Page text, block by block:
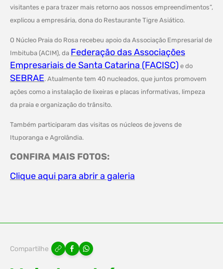
visitantes e para trazer mais retorno aos nossos empreendimentos”,
explicou a empresária, dona do Restaurante Tigre Asiático.
O Núcleo Praia do Rosa recebeu apoio da Associação Empresarial de
Imbituba (ACIM), da Federação das Associações
Empresariais de Santa Catarina (FACISC) e do
SEBRAE. Atualmente tem 40 nucleados, que juntos promovem
ações como a instalação de lixeiras e placas informativas, limpeza
da praia e organização do trânsito.
Também participaram das visitas os núcleos de jovens de
Ituporanga e Agrolândia.
CONFIRA MAIS FOTOS:
Clique aqui para abrir a galeria
Compartilhe